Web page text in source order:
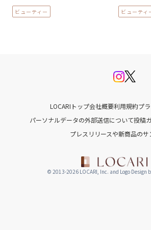
ビューティー ビューティ
LOCARIトップ会社概要利用規約プ
パーソナルデータの外部送信について投稿
プレスリリースや新商品の
© 2013-2026 LOCARI, Inc. and Logo Design